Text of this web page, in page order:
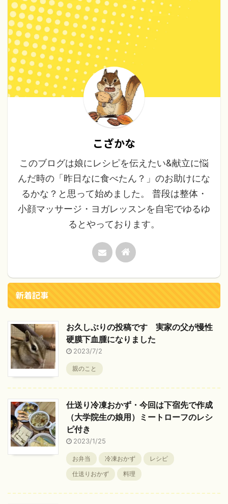
こざかな
このブログは娘にレシピを伝えたい&献立に悩
んだ時の「昨日なに食べたん？」のお助けにな
るかな？と思って始めました。 普段は整体・
小顔マッサージ・ヨガレッスンを自宅でゆるゆ
るとやっております。
新着記事
お久しぶりの投稿です 実家の父が慢性
硬膜下血腫になりました
2023/7/2
親のこと
仕送り冷凍おかず・今回は下宿先で作成
（大学院生の娘用）ミートローフのレシ
ピ付き
2023/1/25
お弁当 冷凍おかず
レシピ
仕送りおかず
料理